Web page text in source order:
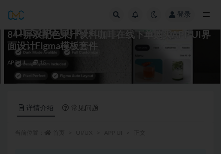
登录
84+屏双配色果汁饮料咖啡在线下单购买APP UI界
面设计Figma模板套件
APP UI 15
详情介绍 常见问题